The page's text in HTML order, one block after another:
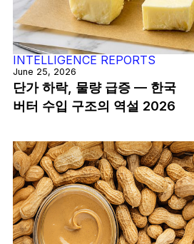
INTELLIGENCE REPORTS
June 25, 2026
단가 하락, 물량 급증 — 한국
버터 수입 구조의 역설 2026